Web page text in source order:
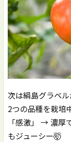
次は絹島グラベ
2つの品種を栽培
「感激」 → 濃厚
もジューシー🤯